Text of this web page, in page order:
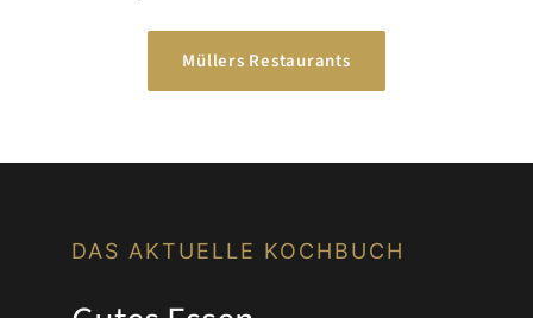
Müllers Restaurants
DAS AKTUELLE KOCHBUCH